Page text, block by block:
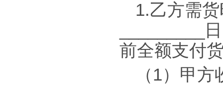
1.乙方需
_________
前全额支付
（1）甲